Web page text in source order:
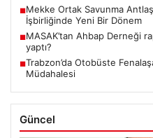
■Mekke Ortak Savunma
İşbirliğinde Yeni Bir Dönem
■MASAK’tan Ahbap Derneği
yaptı?
■Trabzon’da Otobüste
Müdahalesi
Güncel